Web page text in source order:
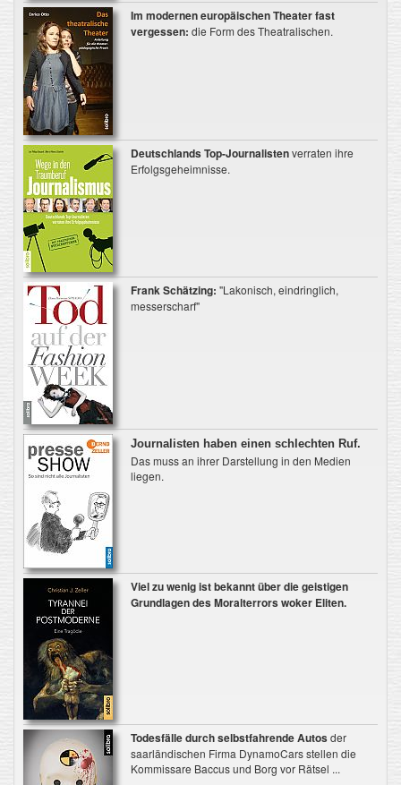
Im modernen europäischen Theater fast
vergessen: die Form des Theatralischen.
Deutschlands Top-Journalistenverraten ihre
Erfolgsgeheimnisse.
Frank Schätzing: "Lakonisch, eindringlich,
messerscharf"
Journalisten haben einen schlechten Ruf.
Das muss an ihrer Darstellung in den Medien
liegen.
Viel zu wenig ist bekanntüber die geistigen
Grundlagen des Moralterrors woker Eliten.
Todesfälle durch selbstfahrende Autosder
saarländischen Firma DynamoCars stellen die
Kommissare Baccus und Borg vor Rätsel ...